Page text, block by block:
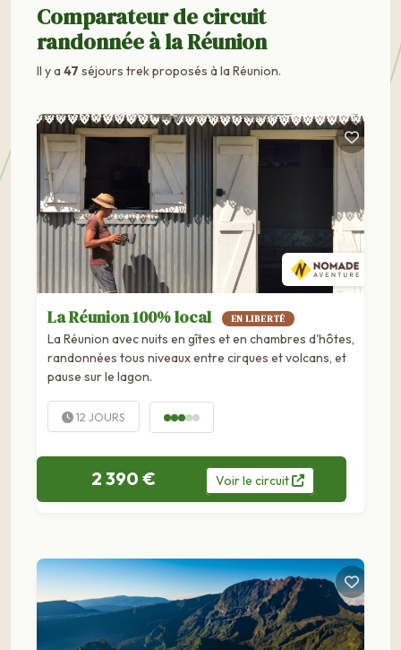
Comparateur de circuit
randonnée à la Réunion
Il y a 47 séjours trek proposés à la Réunion.
La Réunion 100% local EN LIBERTÉ
La Réunion avec nuits en gîtes et en chambres d'hôtes,
randonnées tous niveaux entre cirques et volcans, et
pause sur le lagon.
12 JOURS
2 390 € Voirle circuit